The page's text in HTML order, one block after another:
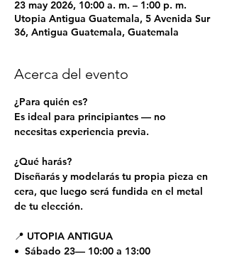
23 may 2026, 10:00 a. m. – 1:00 p. m.
Utopia Antigua Guatemala, 5 Avenida Sur
36, Antigua Guatemala, Guatemala
Acerca del evento
¿Para quién es?
Es ideal para principiantes — no
necesitas experiencia previa.
¿Qué harás?
Diseñarás y modelarás tu propia pieza en
cera, que luego será fundida en el metal
de tu elección.
📍 UTOPIA ANTIGUA
•⁠  ⁠Sábado 23— 10:00 a 13:00